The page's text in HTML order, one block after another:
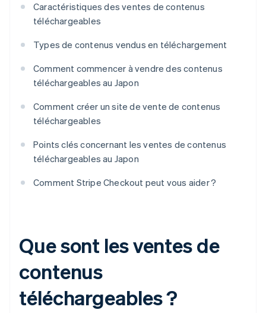
Caractéristiques des ventes de contenus
téléchargeables
Types de contenus vendus en téléchargement
Comment commencer à vendre des contenus
téléchargeables au Japon
Comment créer un site de vente de contenus
téléchargeables
Points clés concernant les ventes de contenus
téléchargeables au Japon
Comment Stripe Checkout peut vous aider ?
Que sont les ventes de
contenus
téléchargeables ?